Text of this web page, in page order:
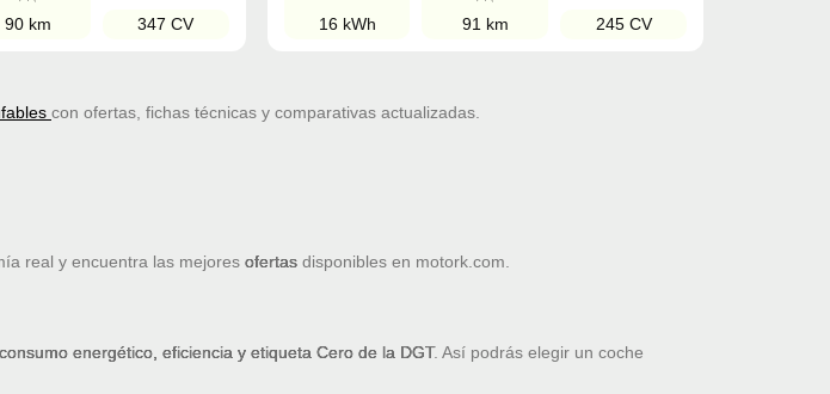
90 km 347 CV 16 kWh 91 km 245 CV
con ofertas, fichas técnicas y comparativas actualizadas.
real y encuentra las mejores ofertas disponibles en motork.com.
energético, eficiencia y etiqueta Cero de la DGT. Así podrás elegir un coche